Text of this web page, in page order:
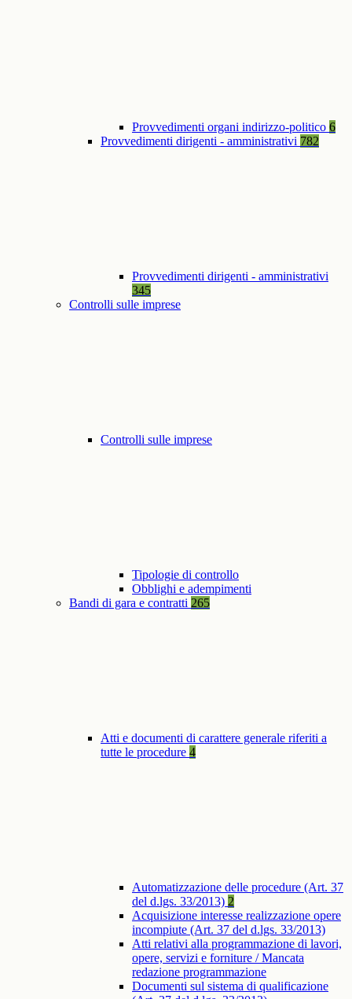
Provvedimenti organi indirizzo-politico 6
Provvedimenti dirigenti - amministrativi 782
Provvedimenti dirigenti - amministrativi
345
Controlli sulle imprese
Controlli sulle imprese
Tipologie di controllo
Obblighi e adempimenti
Bandi di gara e contratti 265
Atti e documenti di carattere generale riferiti a
tutte le procedure 4
Automatizzazione delle procedure (Art. 37
del d.lgs. 33/2013) 2
Acquisizione interesse realizzazione opere
incompiute (Art. 37 del d.lgs. 33/2013)
Atti relativi alla programmazione di lavori,
opere, servizi e forniture / Mancata
redazione programmazione
Documenti sul sistema di qualificazione